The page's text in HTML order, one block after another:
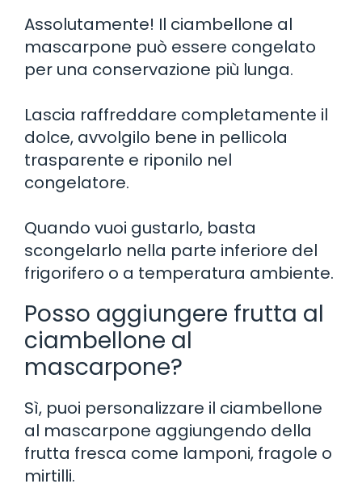
Assolutamente! Il ciambellone al
mascarpone può essere congelato
per una conservazione più lunga.
Lascia raffreddare completamente il
dolce, avvolgilo bene in pellicola
trasparente e riponilo nel
congelatore.
Quando vuoi gustarlo, basta
scongelarlo nella parte inferiore del
frigorifero o a temperatura ambiente.
Posso aggiungere frutta al
ciambellone al
mascarpone?
Sì, puoi personalizzare il ciambellone
al mascarpone aggiungendo della
frutta fresca come lamponi, fragole o
mirtilli.